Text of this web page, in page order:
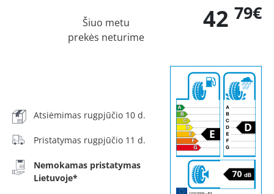
42 79€
Šiuo metu
prekės neturime
Atsiėmimas rugpjūčio 10 d.
Pristatymas rugpjūčio 11 d.
Nemokamas pristatymas
Lietuvoje*